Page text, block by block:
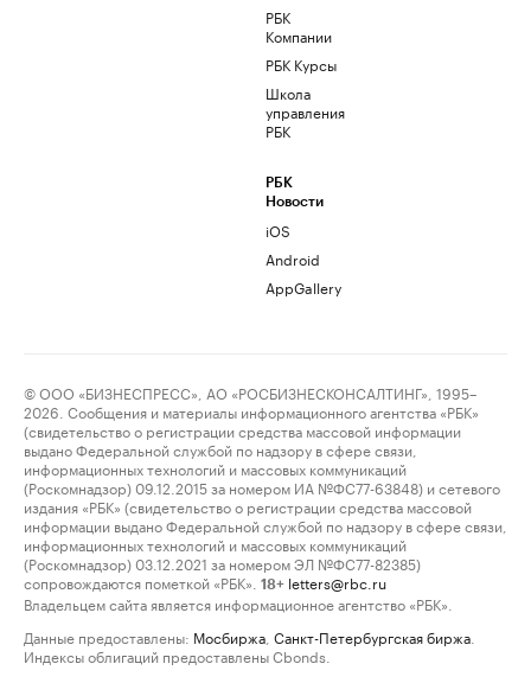
РБК
Компании
РБК Курсы
Школа
управления
РБК
РБК
Новости
iOS
Android
AppGallery
© ООО «БИЗНЕСПРЕСС», АО «РОСБИЗНЕСКОНСАЛТИНГ», 1995–
2026. Сообщения и материалы информационного агентства «РБК»
(свидетельство о регистрации средства массовой информации
выдано Федеральной службой по надзору в сфере связи,
информационных технологий и массовых коммуникаций
(Роскомнадзор) 09.12.2015 за номером ИА №ФС77-63848) и сетевого
издания «РБК» (свидетельство о регистрации средства массовой
информации выдано Федеральной службой по надзору в сфере связи,
информационных технологий и массовых коммуникаций
(Роскомнадзор) 03.12.2021 за номером ЭЛ №ФС77-82385)
сопровождаются пометкой «РБК».
18+ letters@rbc.ru
Владельцем сайта является информационное агентство «РБК».
Данные предоставлены: Мосбиржа Санкт-Петербургская биржа
Индексы облигаций предоставлены Cbonds.